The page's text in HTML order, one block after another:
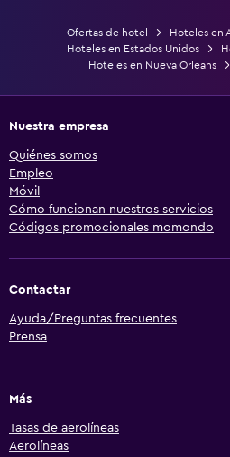
Ofertas de hotel
Hoteles en
Hoteles en Estados Unidos
Hoteles en Nueva Orleans
Nuestra empresa
Quiénes somos
Empleo
Móvil
Cómo funcionan nuestros servicios
Códigos promocionales momondo
Contactar
Ayuda/Preguntas frecuentes
Prensa
Más
Tasas de aerolíneas
Aerolíneas